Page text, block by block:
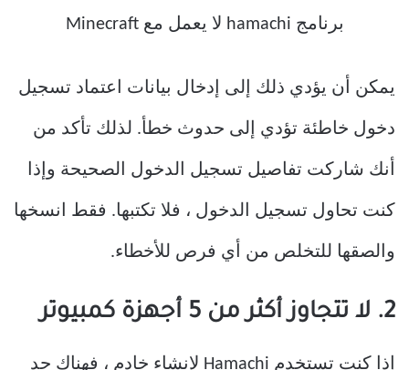
يمكن أن يؤدي ذلك إلى إدخال بيانات اعتماد تسجيل
دخول خاطئة تؤدي إلى حدوث خطأ. لذلك تأكد من
أنك شاركت تفاصيل تسجيل الدخول الصحيحة وإذا
كنت تحاول تسجيل الدخول ، فلا تكتبها. فقط انسخها
والصقها للتخلص من أي فرص للأخطاء.
2. لا تتجاوز أكثر من 5 أجهزة كمبيوتر
إذا كنت تستخدم Hamachi لإنشاء خادم ، فهناك حد